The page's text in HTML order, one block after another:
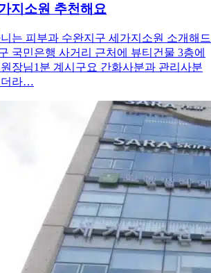
지소원 추천해요
는 피부과 수완지구 세가지소원 소개해드
국민은행 사거리 근처에 뷰티건물 3층에
장님1분 계시구요 간화사분과 관리사분
더라…